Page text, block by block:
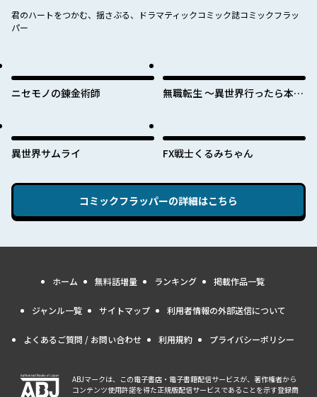
君のハートをつかむ、揺さぶる、ドラマティックコミック誌コミックフラッ
パー
ニセモノの錬金術師
無職転生 ～異世界行ったら本気
異世界サムライ FX戦士くるみちゃん
コミックフラッパーの詳細はこちら
ホーム 無料話増量 ランキング 掲載作品一覧
ジャンル一覧 サイトマップ 利用者情報の外部送信について
よくあるご質問 / お問い合わせ 利用規約 プライバシーポリシー
ABJマークは、この電子書店・電子書籍配信サービスが、著作権者から
コンテンツ使用許諾を得た正規版配信サービスであることを示す登録商